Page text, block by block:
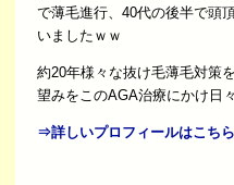
で薄毛進行、40代の後半で頭
いましたｗｗ
約20年様々な抜け毛薄毛対策
望みをこのAGA治療にかけ日
⇒詳しいプロフィールはこちら